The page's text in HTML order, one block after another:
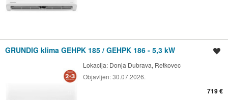
GRUNDIG klima GEHPK 185 / GEHPK 186 - 5,3 kW
Lokacija: Donja Dubrava, Retkovec
Objavljen:30.07.2026.
719 €